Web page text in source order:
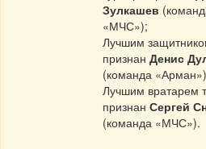
Зулкашев
«МЧС»);
Лучшим
признан Денис
(команда
Лучшим вратарем
признан Сергей
(команда «МЧС»).